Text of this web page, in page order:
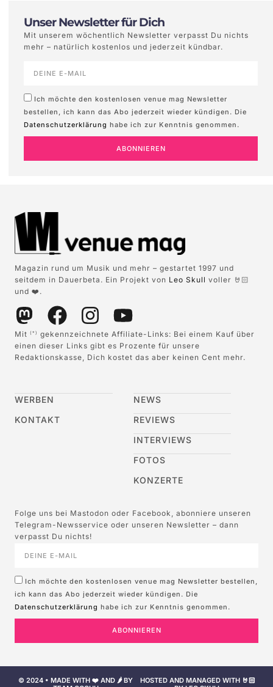
Unser Newsletter für Dich
Mit unserem wöchentlich Newsletter verpasst Du nichts
mehr – natürlich kostenlos und jederzeit kündbar.
Ich möchte den kostenlosen venue mag Newsletter
bestellen, ich kann das Abo jederzeit wieder kündigen. Die
Datenschutzerklärung habe ich zur Kenntnis genommen.
ABONNIEREN
Magazin rund um Musik und mehr – gestartet 1997 und
seitdem in Dauerbeta. Ein Projekt von Leo Skull voller 🤘🏻
und ❤️.
Mit (*)
gekennzeichnete Affiliate-Links: Bei einem Kauf über
einen dieser Links gibt es Prozente für unsere
Redaktionskasse, Dich kostet das aber keinen Cent mehr.
WERBEN
KONTAKT
NEWS
REVIEWS
INTERVIEWS
FOTOS
KONZERTE
Folge uns bei Mastodon oder Facebook, abonniere unseren
Telegram-Newsservice oder unseren Newsletter – dann
verpasst Du nichts!
Ich möchte den kostenlosen venue mag Newsletter bestellen,
ich kann das Abo jederzeit wieder kündigen. Die
Datenschutzerklärung habe ich zur Kenntnis genommen.
ABONNIEREN
© 2024 • MADE WITH ❤️ AND 🌶️ BY
HOSTED AND MANAGED WITH 🤘🏻